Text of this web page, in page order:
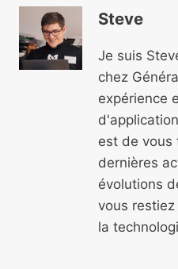
Steve
Je suis
chez
expérience
est de vous
dernières
évolutions
vous
la